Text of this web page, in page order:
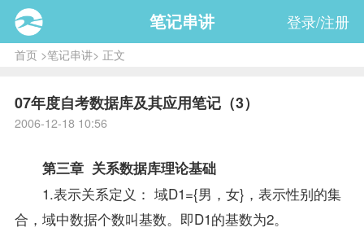
笔记串讲 登录/注册
首页>笔记串讲> 正文
07年度自考数据库及其应用笔记（3）
2006-12-18 10:56
第三章 关系数据库理论基础
1.表示关系定义： 域D1={男，女}，表示性别的集
合，域中数据个数叫基数。即D1的基数为2。